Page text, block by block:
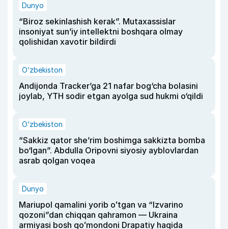
Dunyo
“Biroz sekinlashish kerak”. Mutaxassislar
insoniyat sun’iy intellektni boshqara olmay
qolishidan xavotir bildirdi
O‘zbekiston
Andijonda Tracker’ga 21 nafar bog‘cha bolasini
joylab, YTH sodir etgan ayolga sud hukmi o‘qildi
O‘zbekiston
“Sakkiz qator she’rim boshimga sakkizta bomba
bo‘lgan”. Abdulla Oripovni siyosiy ayblovlardan
asrab qolgan voqea
Dunyo
Mariupol qamalini yorib oʻtgan va “Izvarino
qozoni”dan chiqqan qahramon — Ukraina
armiyasi bosh qoʻmondoni Drapatiy haqida